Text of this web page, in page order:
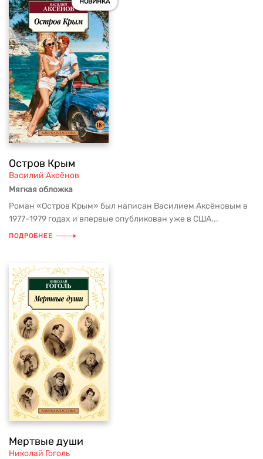
Остров Крым
Василий Аксёнов
Мягкая обложка
Роман «Остров Крым» был написан Василием Аксёновым в
1977–1979 годах и впервые опубликован уже в США...
ПОДРОБНЕЕ
Мертвые души
Николай Гоголь